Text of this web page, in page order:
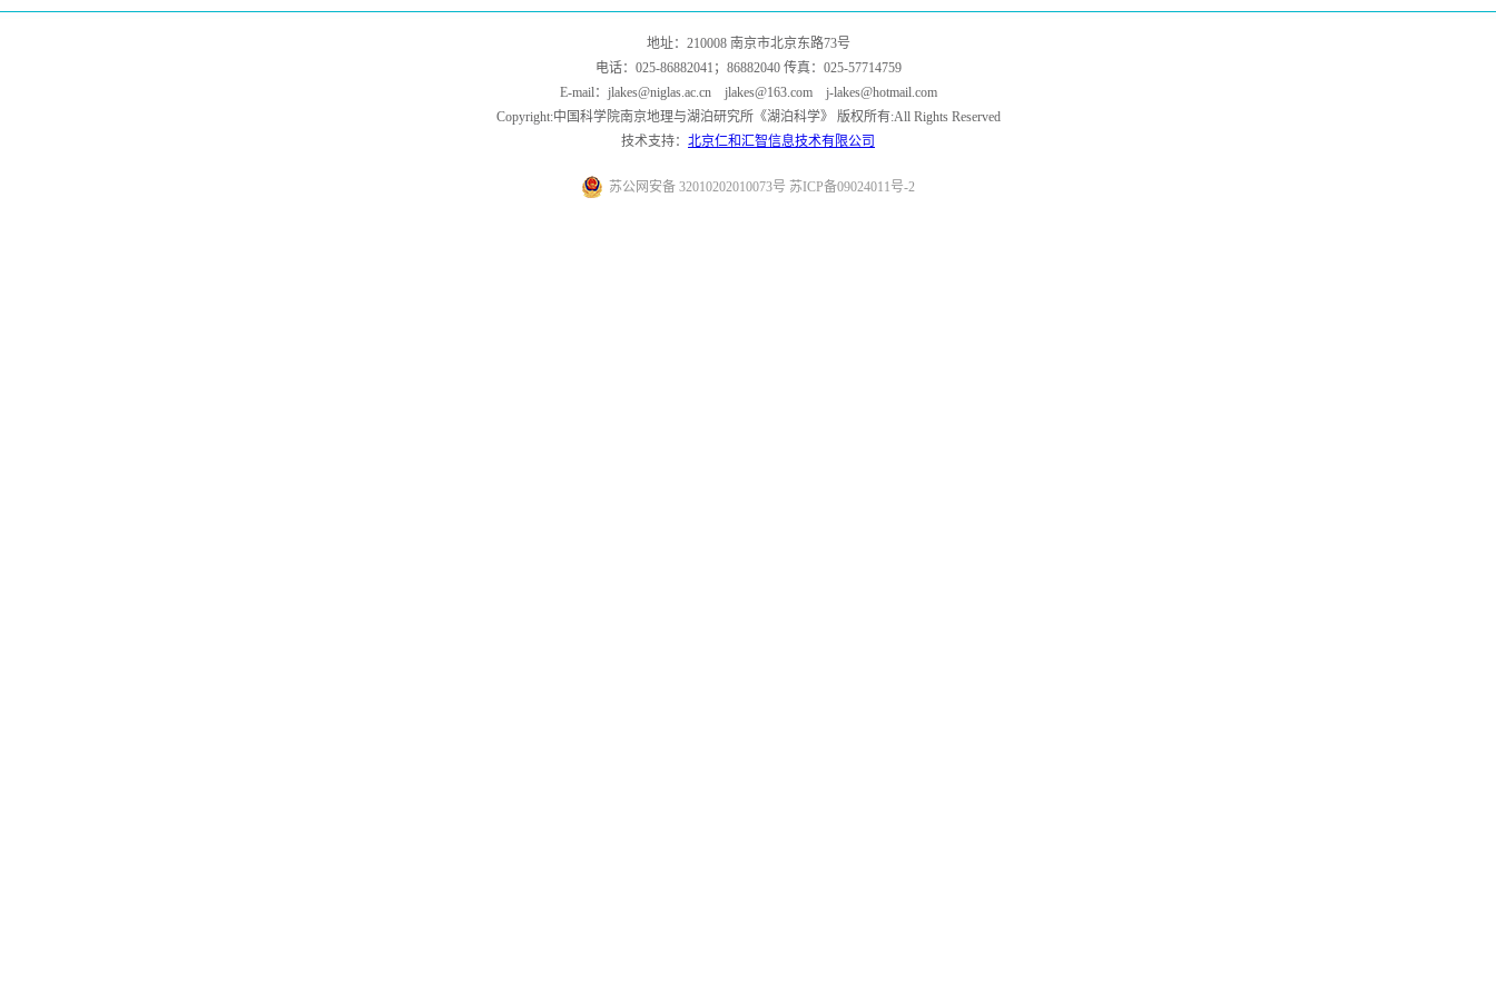
地址：210008 南京市北京东路73号
电话：025-86882041；86882040 传真：025-57714759
E-mail：jlakes@niglas.ac.cn jlakes@163.com j-lakes@hotmail.com
Copyright:中国科学院南京地理与湖泊研究所《湖泊科学》 版权所有:All Rights Reserved
技术支持： 北京仁和汇智信息技术有限公司
苏公网安备 32010202010073号 苏ICP备09024011号-2